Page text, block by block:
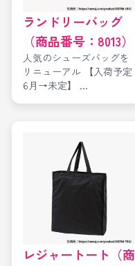
ランドリーバッグ
（商品番号：8013）
人気のシューズバッグを
リニューアル 【入荷予定
6月→未定】 ...
レジャートート（商